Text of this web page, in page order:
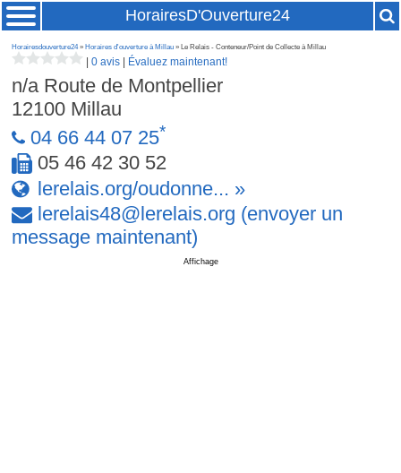
HorairesD'Ouverture24
Horairesdouverture24» Horaires d'ouverture à Millau » Le Relais - Conteneur/Point de Collecte à Millau
|0 avis Évaluez maintenant!
n/a Route de Montpellier
12100 Millau
04 66 44 07 25*
05 46 42 30 52
lerelais.org/oudonne... »
lerelais48@lerelais.org (envoyer un
message maintenant)
Affichage